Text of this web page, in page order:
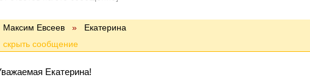
Максим Евсеев » Екатерина
Екатерина!